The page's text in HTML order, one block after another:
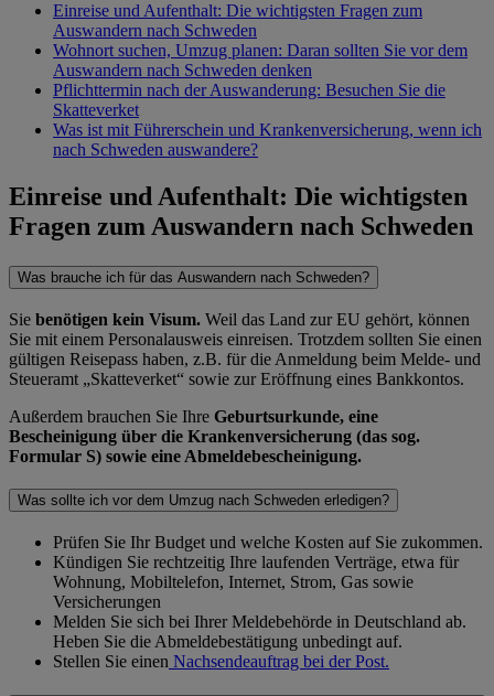
Einreise und Aufenthalt: Die wichtigsten Fragen zum
Auswandern nach Schweden
Wohnort suchen, Umzug planen: Daran sollten Sie vor dem
Auswandern nach Schweden denken
Pflichttermin nach der Auswanderung: Besuchen Sie die
Skatteverket
Was ist mit Führerschein und Krankenversicherung, wenn ich
nach Schweden auswandere?
Einreise und Aufenthalt: Die wichtigsten
Fragen zum Auswandern nach Schweden
Was brauche ich für das Auswandern nach Schweden?
Sie benötigen kein Visum. Weil das Land zur EU gehört, können
Sie mit einem Personalausweis einreisen. Trotzdem sollten Sie einen
gültigen Reisepass haben, z.B. für die Anmeldung beim Melde- und
Steueramt „Skatteverket“ sowie zur Eröffnung eines Bankkontos.
Außerdem brauchen Sie Ihre Geburtsurkunde, eine
Bescheinigung über die Krankenversicherung (das sog.
Formular S) sowie eine Abmeldebescheinigung.
Was sollte ich vor dem Umzug nach Schweden erledigen?
Prüfen Sie Ihr Budget und welche Kosten auf Sie zukommen.
Kündigen Sie rechtzeitig Ihre laufenden Verträge, etwa für
Wohnung, Mobiltelefon, Internet, Strom, Gas sowie
Versicherungen
Melden Sie sich bei Ihrer Meldebehörde in Deutschland ab.
Heben Sie die Abmeldebestätigung unbedingt auf.
Stellen Sie einen Nachsendeauftrag bei der Post.